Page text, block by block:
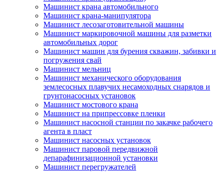
Машинист крана автомобильного
Машинист крана-манипулятора
Машинист лесозаготовительной машины
Машинист маркировочной машины для разметки
автомобильных дорог
Машинист машин для бурения скважин, забивки и
погружения свай
Машинист мельниц
Машинист механического оборудования
землесосных плавучих несамоходных снарядов и
грунтонасосных установок
Машинист мостового крана
Машинист на припрессовке пленки
Машинист насосной станции по закачке рабочего
агента в пласт
Машинист насосных установок
Машинист паровой передвижной
депарафинизационной установки
Машинист перегружателей